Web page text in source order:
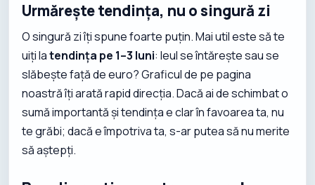
Urmărește tendința, nu o singură zi
O singură zi îți spune foarte puțin. Mai util este să te
uiți latendința pe 1–3 luni: leul se întărește sau se
slăbește față de euro? Graficul de pe pagina
noastră îți arată rapid direcția. Dacă ai de schimbat o
sumă importantă și tendința e clar în favoarea ta, nu
te grăbi; dacă e împotriva ta, s-ar putea să nu merite
să aștepți.